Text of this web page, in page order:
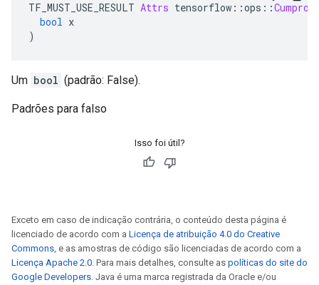
TF_MUST_USE_RESULT Attrs tensorflow ::ops ::Cumprod
bool x
)
Um bool (padrão: False).
Padrões para falso
Isso foi útil?
Exceto em caso de indicação contrária, o conteúdo desta página é
licenciado de acordo com a Licença de atribuição 4.0 do Creative
Commons, e as amostras de código são licenciadas de acordo com a
Licença Apache 2.0. Para mais detalhes, consulte as políticas do site do
Google Developers. Java é uma marca registrada da Oracle e/ou